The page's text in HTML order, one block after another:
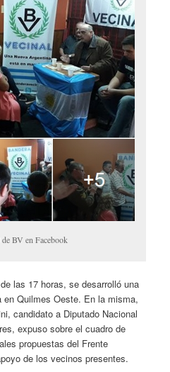
BV en Facebook
las 17 horas, se desarrolló una
Quilmes Oeste. En la misma,
candidato a Diputado Nacional
expuso sobre el cuadro de
propuestas del Frente
de los vecinos presentes.